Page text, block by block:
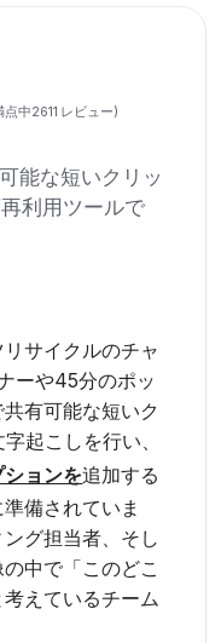
点中2611 レビュー)
能な短いクリッ
利用ツールで
サイクルのチャ
ーや45分のポッ
有可能な短いク
起こしを行い、
ションを追加する
備されていま
グ担当者、そし
中で「このどこ
えているチーム